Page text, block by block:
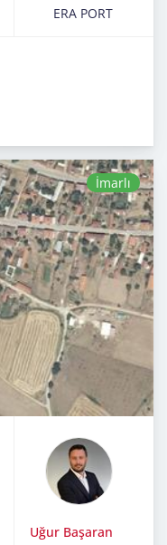
ERA PORT
İmarlı
Uğur Başaran